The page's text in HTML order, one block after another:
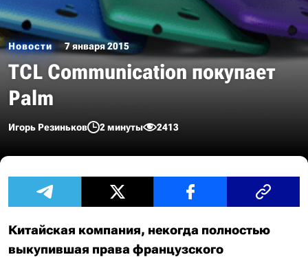
Новости 7 января 2015
TCL Communication покупает
Palm
Игорь Резиньков 2 минуты 2413
Китайская компания, некогда полностью
выкупившая права французского